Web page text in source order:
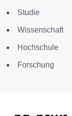
Studie
Wissenschaft
Hochschule
Forschung